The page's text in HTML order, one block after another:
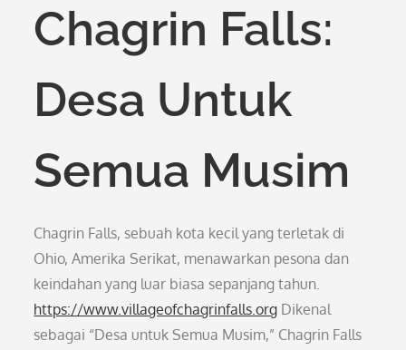
Chagrin Falls:
Desa Untuk
Semua Musim
Chagrin Falls, sebuah kota kecil yang terletak di
Ohio, Amerika Serikat, menawarkan pesona dan
keindahan yang luar biasa sepanjang tahun.
https://www.villageofchagrinfalls.org Dikenal
sebagai “Desa untuk Semua Musim,” Chagrin Falls